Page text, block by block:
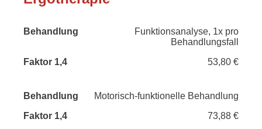
Behandlung
Funktionsanalyse, 1x pro
Behandlungsfall
53,80 €
Motorisch-funktionelle Behandlung
73,88 €